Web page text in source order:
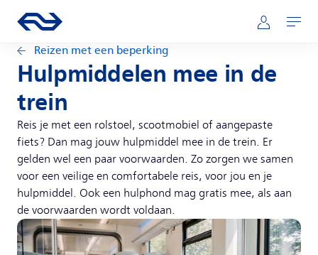
Hoofdnavigatie
Ga naar de homepage van ns.nl Mijn NS
Openen
Reizen met een beperking
Hulpmiddelen mee in de
trein
Reis je met een rolstoel, scootmobiel of aangepaste
fiets? Dan mag jouw hulpmiddel mee in de trein. Er
gelden wel een paar voorwaarden. Zo zorgen we samen
voor een veilige en comfortabele reis, voor jou en je
hulpmiddel. Ook een hulphond mag gratis mee, als aan
de voorwaarden wordt voldaan.